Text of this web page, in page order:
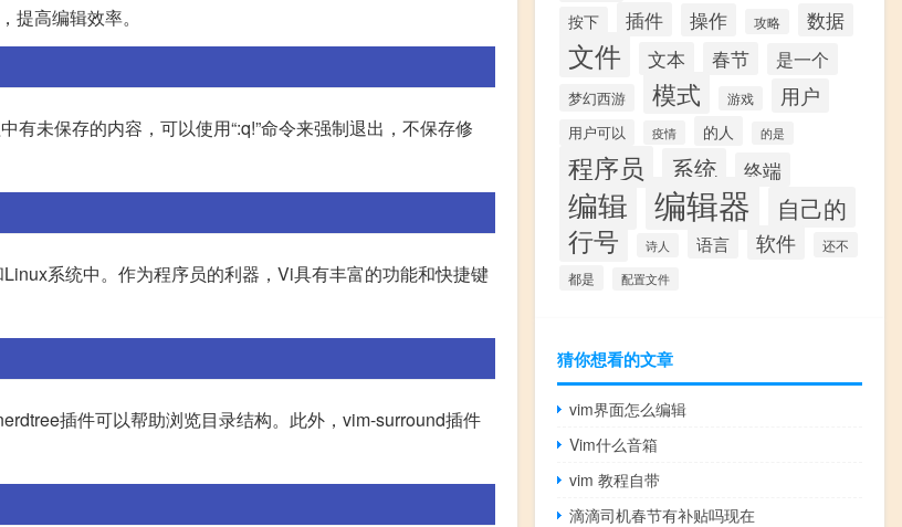
高编辑效率。
有未保存的内容，可以使用“:q!”命令来强制退出，不保存修
系统中。作为程序员的利器，Vi具有丰富的功能和快捷键
插件可以帮助浏览目录结构。此外，vim-surround插件
按下 插件 操作 攻略 数据
文件 文本 春节 是一个
梦幻西游 模式 游戏 用户
用户可以 疫情 的人 的是
程序员 系统 终端
编辑 编辑器 自己的
行号 诗人 语言 软件
还不
都是
配置文件
猜你想看的文章
vim界面怎么编辑
Vim什么音箱
vim 教程自带
滴滴司机春节有补贴吗现在